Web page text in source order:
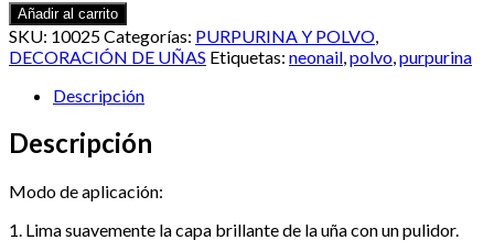
Neonail
–
GLASSY
PEARL
EFFECT
cantidad
Añadir al carrito
SKU: 10025Categorías: PURPURINA Y POLVO
DECORACIÓN DE UÑAS Etiquetas: neonail polvo purpurina
Descripción
Descripción
Modo de aplicación:
1. Lima suavemente la capa brillante de la uña con un pulidor.